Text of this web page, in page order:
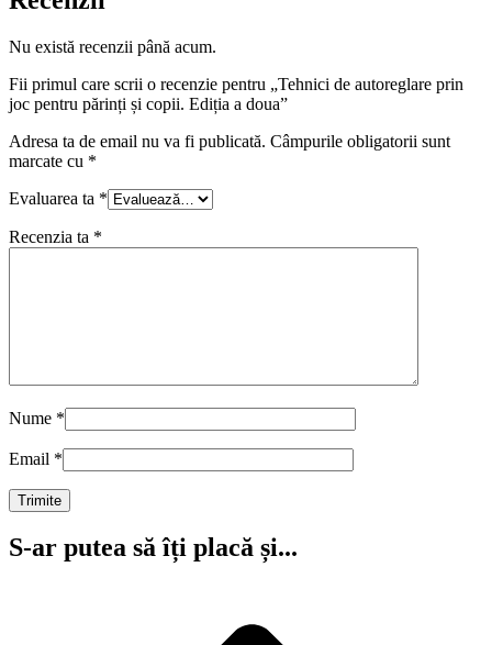
Nu există recenzii până acum.
Fii primul care scrii o recenzie pentru „Tehnici de autoreglare prin
joc pentru părinți și copii. Ediția a doua”
Adresa ta de email nu va fi publicată. Câmpurile obligatorii sunt
marcate cu *
Evaluarea ta *
Recenzia ta *
Nume *
Email *
S-ar putea să îți placă și...